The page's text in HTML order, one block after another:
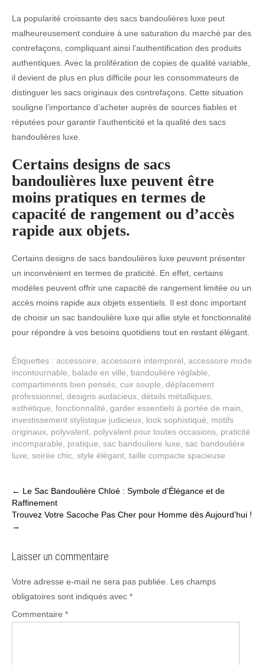
La popularité croissante des sacs bandoulières luxe peut
malheureusement conduire à une saturation du marché par des
contrefaçons, compliquant ainsi l’authentification des produits
authentiques. Avec la prolifération de copies de qualité variable,
il devient de plus en plus difficile pour les consommateurs de
distinguer les sacs originaux des contrefaçons. Cette situation
souligne l’importance d’acheter auprès de sources fiables et
réputées pour garantir l’authenticité et la qualité des sacs
bandoulières luxe.
Certains designs de sacs
bandoulières luxe peuvent être
moins pratiques en termes de
capacité de rangement ou d’accès
rapide aux objets.
Certains designs de sacs bandoulières luxe peuvent présenter
un inconvénient en termes de praticité. En effet, certains
modèles peuvent offrir une capacité de rangement limitée ou un
accès moins rapide aux objets essentiels. Il est donc important
de choisir un sac bandoulière luxe qui allie style et fonctionnalité
pour répondre à vos besoins quotidiens tout en restant élégant.
Étiquettes : accessoire accessoire intemporel accessoire mode
incontournable
balade en ville bandoulière réglable
compartiments bien pensés cuir souple déplacement
professionnel designs audacieux détails métalliques
esthétique fonctionnalité garder essentiels à portée de main
investissement stylistique judicieux look sophistiqué
motifs
originaux polyvalent polyvalent pour toutes occasions praticité
incomparable
pratique sac bandouliere luxe sac bandoulière
luxe soirée chic style élégant taille compacte spacieuse
Post
navigation
← Le Sac Bandoulière Chloé : Symbole d’Élégance et de
Raffinement
Trouvez Votre Sacoche Pas Cher pour Homme dès Aujourd’hui !
→
Laisser un commentaire
Votre adresse e-mail ne sera pas publiée.
Les champs
obligatoires sont indiqués avec *
Commentaire *